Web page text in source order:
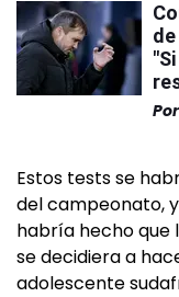
Por
Estos tests se
del campeonato,
habría hecho que
se decidiera a
adolescente